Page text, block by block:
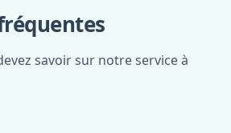
savoir sur notre service à